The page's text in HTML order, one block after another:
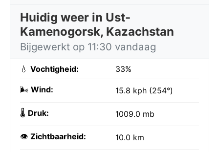
Huidig weer in Ust-
Kamenogorsk, Kazachstan
Bijgewerkt op 11:30 vandaag
💧 Vochtigheid: 33%
🌬️ Wind: 15.8 kph (254°)
🌡️ Druk: 1009.0 mb
👁️ Zichtbaarheid: 10.0 km